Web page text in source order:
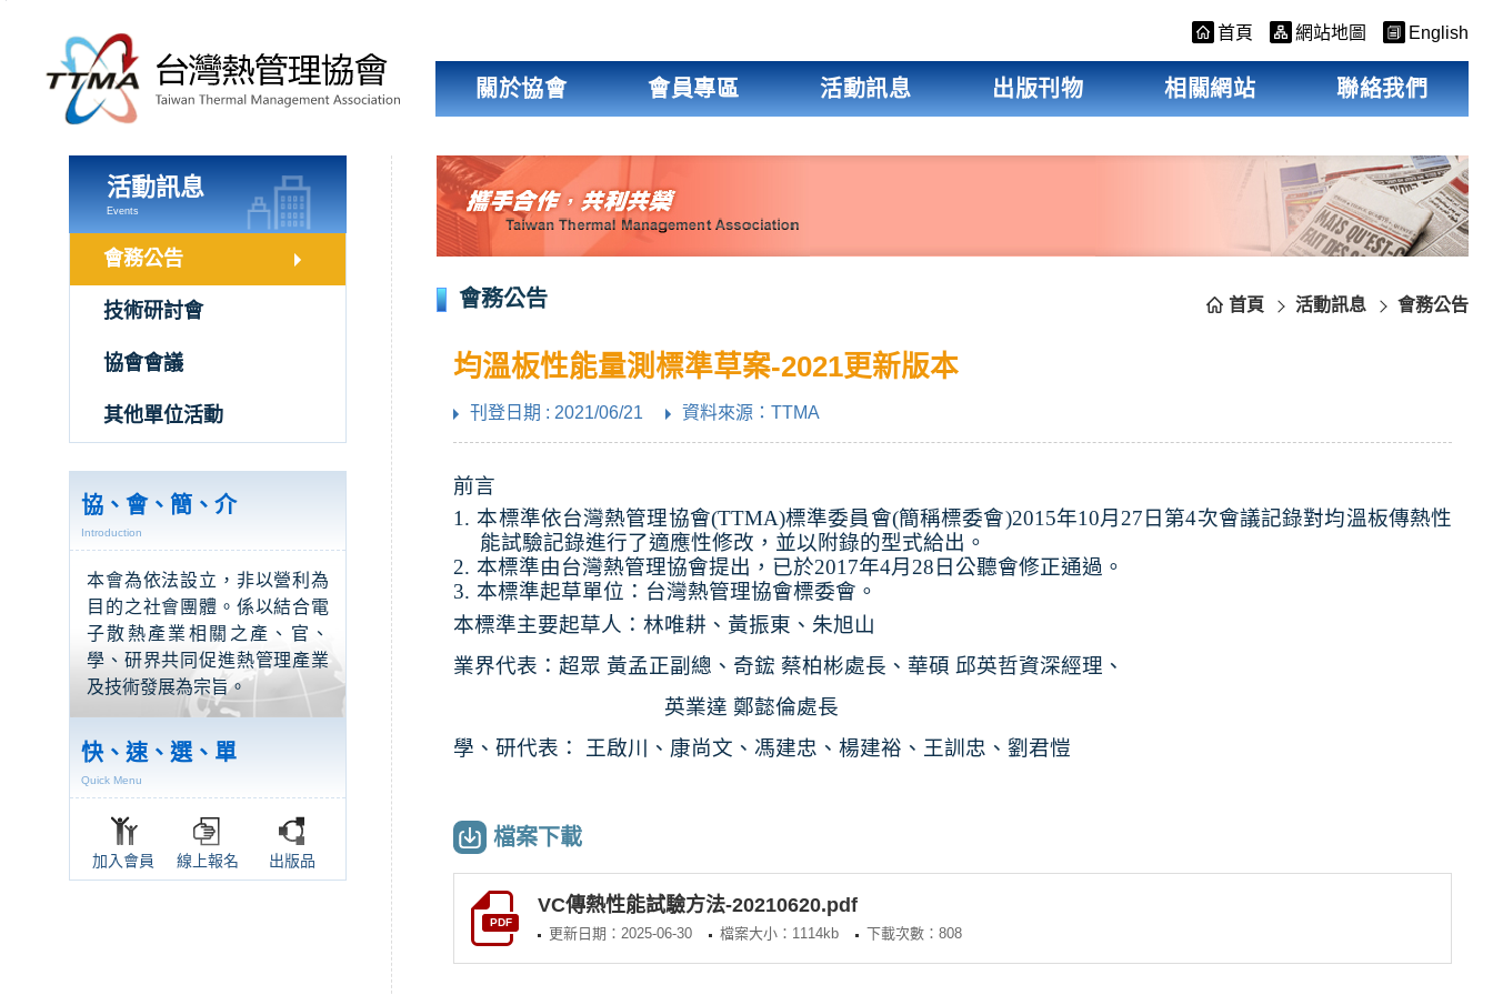
跳
首頁 網站地圖 English
關於協會 會員專區 活動訊息 出版刊物 相關網站 聯絡我們
活動訊息
Events
會務公告
技術研討會
協會會議
其他單位活動
協、會、簡、介
Introduction
本會為依法設立，非以營利為
目的之社會團體。係以結合電
子散熱產業相關之產、官、
學、研界共同促進熱管理產業
及技術發展為宗旨。
快、速、選、單
Quick Menu
加入會員 線上報名 出版品
會務公告 首頁 活動訊息 會務公告
均溫板性能量測標準草案-2021更新版本
刊登日期 : 2021/06/21 資料來源：TTMA
前言
1. 本標準依台灣熱管理協會(TTMA)標準委員會(簡稱標委會)2015年10月 27 日第4次會議記錄對均溫板傳熱性
能試驗記錄進行了適應性修改，並以附錄的型式給出。
2. 本標準由台灣熱管理協會提出，已於2017年4月 28 日公聽會修正通過 。
3. 本標準起草單位：台灣熱管理協會標委會。
本標準主要起草人：林唯耕、黃振東、朱旭山
業界代表： 超眾 黃孟正副總、奇鋐 蔡柏彬處長、華碩 邱英哲資深經理、
英業達 鄭懿倫處長
學、研代表： 王啟川、康尚文、馮建忠、楊建裕、王訓忠、劉君愷
檔案下載
PDF
VC傳熱性能試驗方法-20210620.pdf
更新日期：2025-06-30 檔案大小：1114kb 下載次數：808